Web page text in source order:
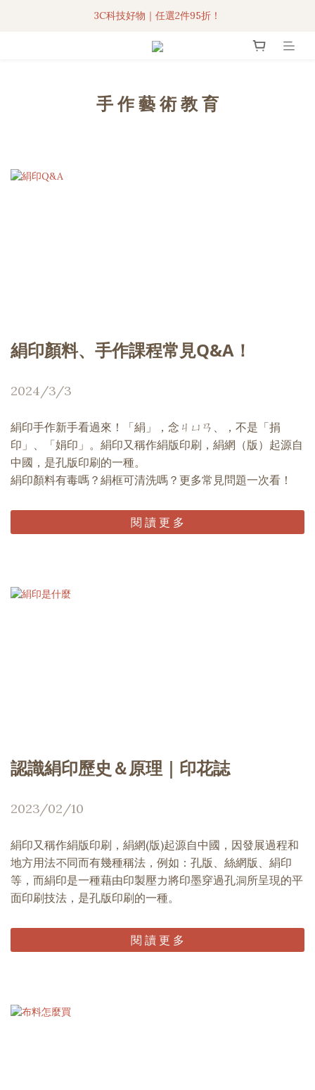
3C科技好物｜任選2件95折！
3C科技好物｜任選2件95折！
聯名iPhone手機殼現貨4折起🔥
3C科技好物｜任選2件95折！
手 作 藝 術 教 育
絹印顏料、手作課程常見Q&A！
2024/3/3
絹印手作新手看過來！「絹」，念ㄐㄩㄢ、，不是「捐
印」、「娟印」。絹印又稱作絹版印刷，絹網（版）起源自
中國，是孔版印刷的一種。
絹印顏料有毒嗎？絹框可清洗嗎？更多常見問題一次看！
閱 讀 更 多
認識絹印歷史＆原理｜印花誌
2023/02/10
絹印又稱作絹版印刷，絹網(版)起源自中國，因發展過程和
地方用法不同而有幾種稱法，例如：孔版、絲網版、絹印
等，而絹印是一種藉由印製壓力將印墨穿過孔洞所呈現的平
面印刷技法，是孔版印刷的一種。
閱 讀 更 多